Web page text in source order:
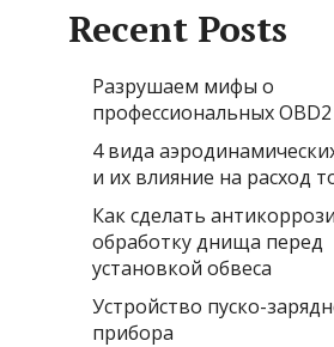
Recent Posts
Разрушаем мифы о
профессиональных
4 вида
и их влияние на расход
Как сделать
обработку днища перед
установкой обвеса
Устройство пуско-
прибора